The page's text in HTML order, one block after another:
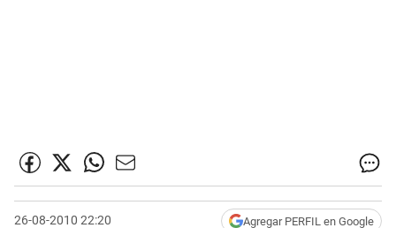
26-08-2010 22:20 Agregar PERFIL en Google